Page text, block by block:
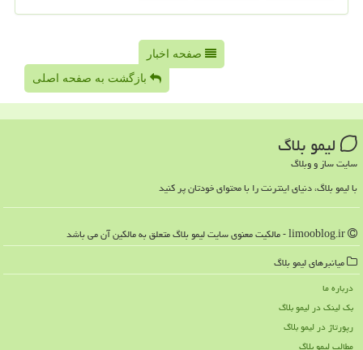
صفحه اخبار
بازگشت به صفحه اصلی
لیمو بلاگ
سایت ساز و وبلاگ
با لیمو بلاگ، دنیای اینترنت را با محتوای خودتان پر کنید
میانبرهای لیمو بلاگ
درباره ما
بک لینک در لیمو بلاگ
رپورتاژ در لیمو بلاگ
مطالب لیمو بلاگ